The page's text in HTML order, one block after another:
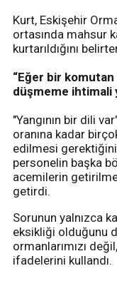
Kurt, Eskişehir
ortasında mahsur
kurtarıldığını
“Eğer bir
düşmeme ihtimali
"Yangının bir dili
oranına kadar
edilmesi
personelin başka
acemilerin
getirdi.
Sorunun yalnızca
eksikliği olduğunu
ormanlarımızı
ifadelerini kullandı.